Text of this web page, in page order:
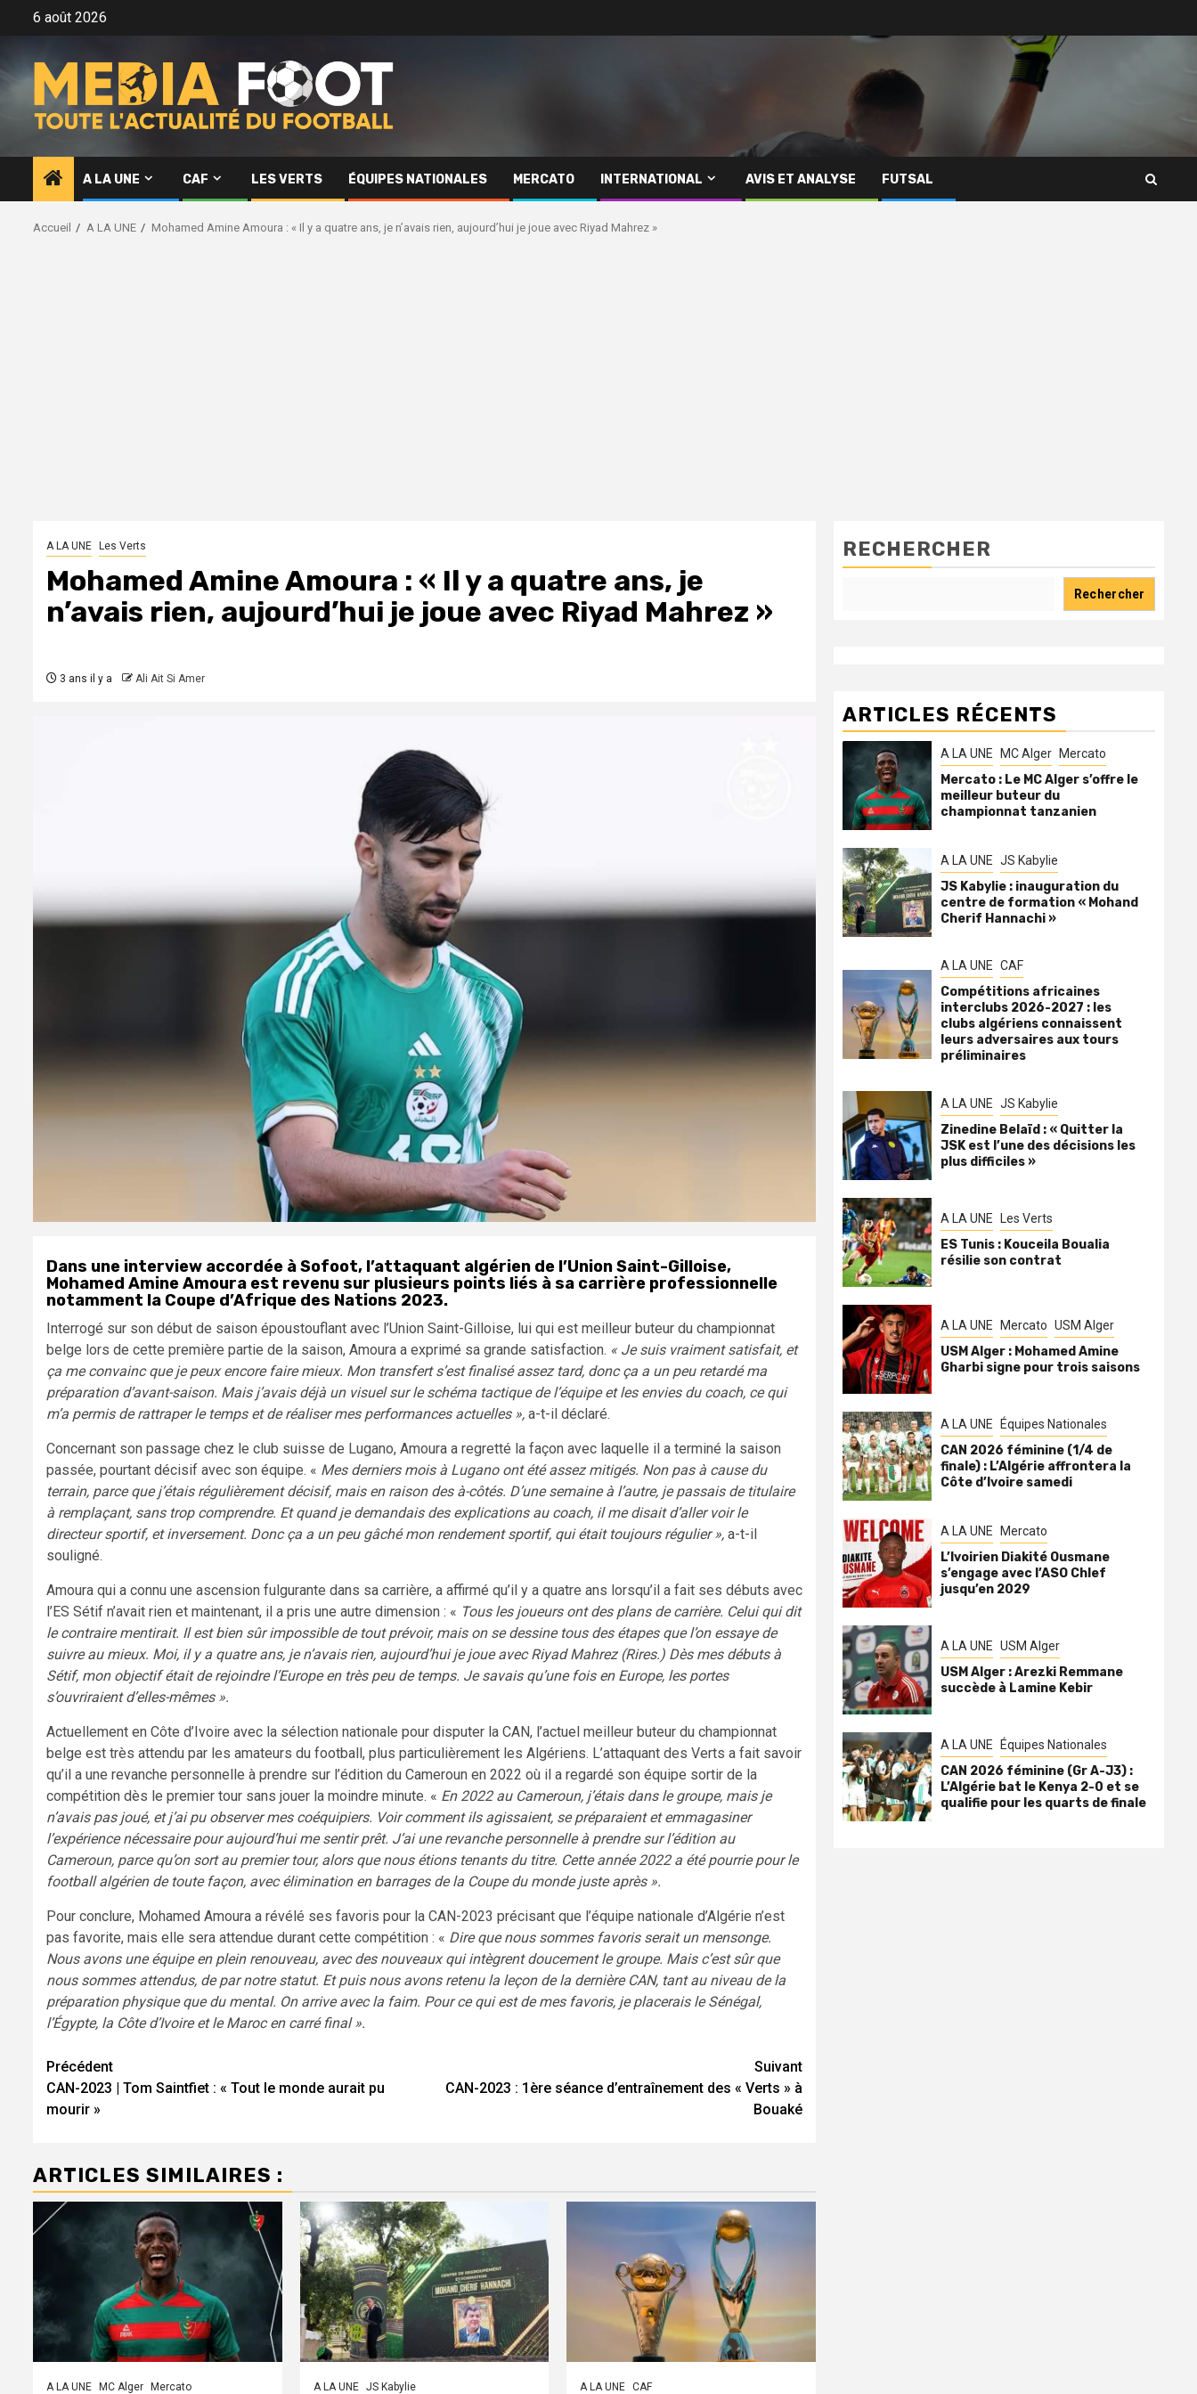
6 août 2026
A LA UNE CAF LES VERTS ÉQUIPES NATIONALES MERCATO INTERNATIONAL AVIS ET ANALYSE FUTSAL
Accueil A LA UNE Mohamed Amine Amoura : « Il y a quatre ans, je n’avais rien, aujourd’hui je joue avec Riyad Mahrez »
A LA UNE Les Verts
Mohamed Amine Amoura : « Il y a quatre ans, je
n’avais rien, aujourd’hui je joue avec Riyad Mahrez »
3 ans il y a Ali Ait Si Amer
Dans une interview accordée à Sofoot, l’attaquant algérien de l’Union Saint-Gilloise,
Mohamed Amine Amoura est revenu sur plusieurs points liés à sa carrière professionnelle
notamment la Coupe d’Afrique des Nations 2023.
Interrogé sur son début de saison époustouflant avec l’Union Saint-Gilloise, lui qui est meilleur buteur du championnat
belge lors de cette première partie de la saison, Amoura a exprimé sa grande satisfaction. « Je suis vraiment satisfait, et
ça me convainc que je peux encore faire mieux. Mon transfert s’est finalisé assez tard, donc ça a un peu retardé ma
préparation d’avant-saison. Mais j’avais déjà un visuel sur le schéma tactique de l’équipe et les envies du coach, ce qui
m’a permis de rattraper le temps et de réaliser mes performances actuelles », a-t-il déclaré.
Concernant son passage chez le club suisse de Lugano, Amoura a regretté la façon avec laquelle il a terminé la saison
passée, pourtant décisif avec son équipe. « Mes derniers mois à Lugano ont été assez mitigés. Non pas à cause du
terrain, parce que j’étais régulièrement décisif, mais en raison des à-côtés. D’une semaine à l’autre, je passais de titulaire
à remplaçant, sans trop comprendre. Et quand je demandais des explications au coach, il me disait d’aller voir le
directeur sportif, et inversement. Donc ça a un peu gâché mon rendement sportif, qui était toujours régulier », a-t-il
souligné.
Amoura qui a connu une ascension fulgurante dans sa carrière, a affirmé qu’il y a quatre ans lorsqu’il a fait ses débuts avec
l’ES Sétif n’avait rien et maintenant, il a pris une autre dimension : « Tous les joueurs ont des plans de carrière. Celui qui dit
le contraire mentirait. Il est bien sûr impossible de tout prévoir, mais on se dessine tous des étapes que l’on essaye de
suivre au mieux. Moi, il y a quatre ans, je n’avais rien, aujourd’hui je joue avec Riyad Mahrez (Rires.) Dès mes débuts à
Sétif, mon objectif était de rejoindre l’Europe en très peu de temps. Je savais qu’une fois en Europe, les portes
s’ouvriraient d’elles-mêmes ».
Actuellement en Côte d’Ivoire avec la sélection nationale pour disputer la CAN, l’actuel meilleur buteur du championnat
belge est très attendu par les amateurs du football, plus particulièrement les Algériens. L’attaquant des Verts a fait savoir
qu’il a une revanche personnelle à prendre sur l’édition du Cameroun en 2022 où il a regardé son équipe sortir de la
compétition dès le premier tour sans jouer la moindre minute. « En 2022 au Cameroun, j’étais dans le groupe, mais je
n’avais pas joué, et j’ai pu observer mes coéquipiers. Voir comment ils agissaient, se préparaient et emmagasiner
l’expérience nécessaire pour aujourd’hui me sentir prêt. J’ai une revanche personnelle à prendre sur l’édition au
Cameroun, parce qu’on sort au premier tour, alors que nous étions tenants du titre. Cette année 2022 a été pourrie pour le
football algérien de toute façon, avec élimination en barrages de la Coupe du monde juste après ».
Pour conclure, Mohamed Amoura a révélé ses favoris pour la CAN-2023 précisant que l’équipe nationale d’Algérie n’est
pas favorite, mais elle sera attendue durant cette compétition : « Dire que nous sommes favoris serait un mensonge.
Nous avons une équipe en plein renouveau, avec des nouveaux qui intègrent doucement le groupe. Mais c’est sûr que
nous sommes attendus, de par notre statut. Et puis nous avons retenu la leçon de la dernière CAN, tant au niveau de la
préparation physique que du mental. On arrive avec la faim. Pour ce qui est de mes favoris, je placerais le Sénégal,
l’Égypte, la Côte d’Ivoire et le Maroc en carré final ».
Navigation
d’article
Précédent
CAN-2023 | Tom Saintfiet : « Tout le monde aurait pu
mourir »
Suivant
CAN-2023 : 1ère séance d’entraînement des « Verts » à
Bouaké
ARTICLES SIMILAIRES :
A LA UNE MC Alger Mercato A LA UNE JS Kabylie A LA UNE CAF
RECHERCHER
Rechercher
ARTICLES RÉCENTS
A LA UNE MC Alger Mercato
Mercato : Le MC Alger s’offre le
meilleur buteur du
championnat tanzanien
A LA UNE JS Kabylie
JS Kabylie : inauguration du
centre de formation « Mohand
Cherif Hannachi »
A LA UNE CAF
Compétitions africaines
interclubs 2026-2027 : les
clubs algériens connaissent
leurs adversaires aux tours
préliminaires
A LA UNE JS Kabylie
Zinedine Belaïd : « Quitter la
JSK est l’une des décisions les
plus difficiles »
A LA UNE Les Verts
ES Tunis : Kouceila Boualia
résilie son contrat
A LA UNE Mercato USM Alger
USM Alger : Mohamed Amine
Gharbi signe pour trois saisons
A LA UNE Équipes Nationales
CAN 2026 féminine (1/4 de
finale) : L’Algérie affrontera la
Côte d’Ivoire samedi
A LA UNE Mercato
L’Ivoirien Diakité Ousmane
s’engage avec l’ASO Chlef
jusqu’en 2029
A LA UNE USM Alger
USM Alger : Arezki Remmane
succède à Lamine Kebir
A LA UNE Équipes Nationales
CAN 2026 féminine (Gr A-J3) :
L’Algérie bat le Kenya 2-0 et se
qualifie pour les quarts de finale